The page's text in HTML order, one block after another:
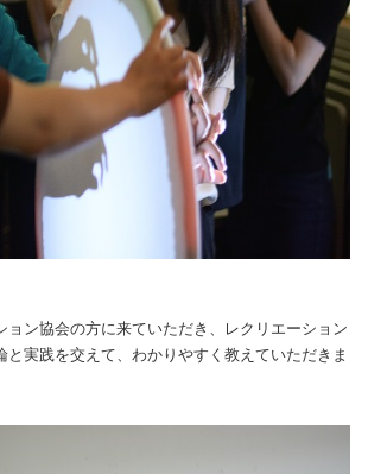
ョン協会の方に来ていただき、レクリエーション
と実践を交えて、わかりやすく教えていただきま